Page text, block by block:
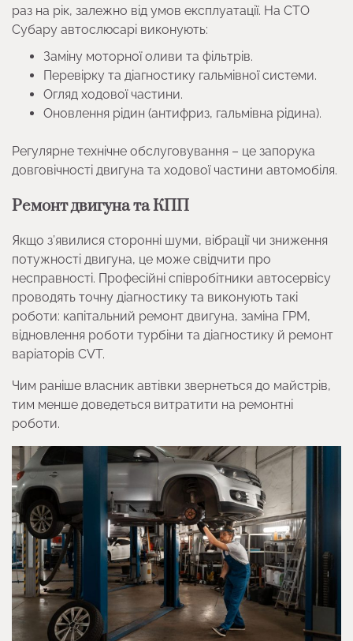
раз на рік, залежно від умов експлуатації. На СТО
Субару автослюсарі виконують:
Заміну моторної оливи та фільтрів.
Перевірку та діагностику гальмівної системи.
Огляд ходової частини.
Оновлення рідин (антифриз, гальмівна рідина).
Регулярне технічне обслуговування – це запорука
довговічності двигуна та ходової частини автомобіля.
Ремонт двигуна та КПП
Якщо з’явилися сторонні шуми, вібрації чи зниження
потужності двигуна, це може свідчити про
несправності. Професійні співробітники автосервісу
проводять точну діагностику та виконують такі
роботи: капітальний ремонт двигуна, заміна ГРМ,
відновлення роботи турбіни та діагностику й ремонт
варіаторів CVT.
Чим раніше власник автівки звернеться до майстрів,
тим менше доведеться витратити на ремонтні
роботи.